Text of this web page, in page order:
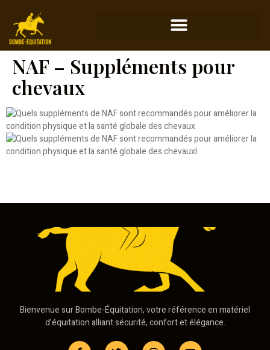
NAF – Suppléments pour
chevaux
Bienvenue sur Bombe-Équitation, votre référence en matériel
d’équitation alliant sécurité, confort et élégance.